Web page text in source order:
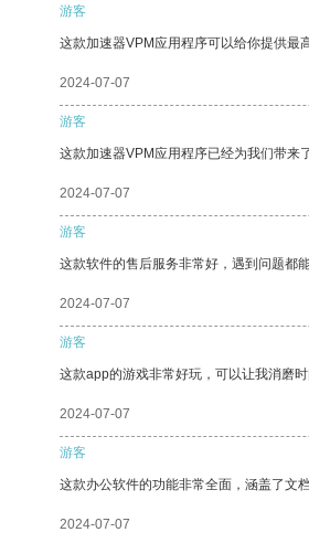
游客
这款加速器VPM应用程序可以给你提供最
2024-07-07
游客
这款加速器VPM应用程序已经为我们带来
2024-07-07
游客
这款软件的售后服务非常好，遇到问题都
2024-07-07
游客
这款app的游戏非常好玩，可以让我消磨时
2024-07-07
游客
这款办公软件的功能非常全面，涵盖了文
2024-07-07